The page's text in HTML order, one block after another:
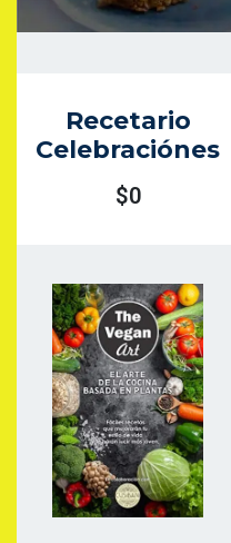
Recetario
Celebraciónes
$0